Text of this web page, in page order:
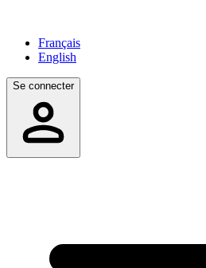
Français
English
Se connecter